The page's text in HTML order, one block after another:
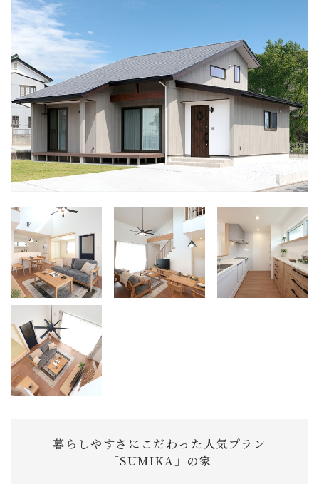
暮らしやすさにこだわった人気プラン
「SUMIKA」の家